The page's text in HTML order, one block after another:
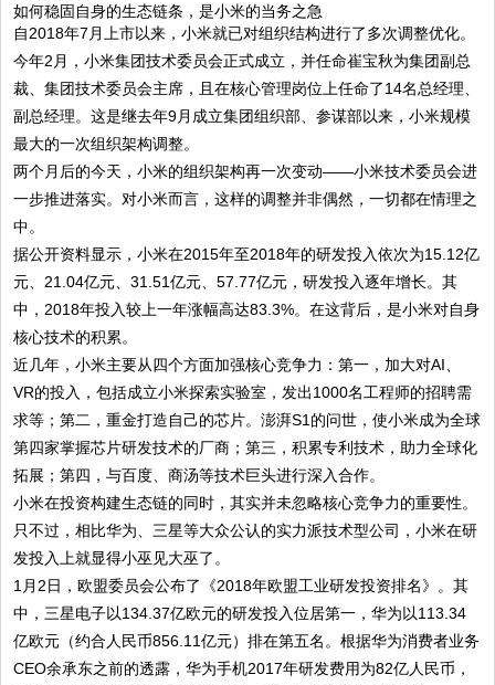
如何稳固自身的生态链条，是小米的当务之急
自2018年7月上市以来，小米就已对组织结构进行了多次调整优化。
今年2月，小米集团技术委员会正式成立，并任命崔宝秋为集团副总
裁、集团技术委员会主席，且在核心管理岗位上任命了14名总经理、
副总经理。这是继去年9月成立集团组织部、参谋部以来，小米规模
最大的一次组织架构调整。
两个月后的今天，小米的组织架构再一次变动——小米技术委员会进
一步推进落实。对小米而言，这样的调整并非偶然，一切都在情理之
中。
据公开资料显示，小米在2015年至2018年的研发投入依次为15.12亿
元、21.04亿元、31.51亿元、57.77亿元，研发投入逐年增长。其
中，2018年投入较上一年涨幅高达83.3%。在这背后，是小米对自身
核心技术的积累。
近几年，小米主要从四个方面加强核心竞争力：第一，加大对AI、
VR的投入，包括成立小米探索实验室，发出1000名工程师的招聘需
求等；第二，重金打造自己的芯片。澎湃S1的问世，使小米成为全球
第四家掌握芯片研发技术的厂商；第三，积累专利技术，助力全球化
拓展；第四，与百度、商汤等技术巨头进行深入合作。
小米在投资构建生态链的同时，其实并未忽略核心竞争力的重要性。
只不过，相比华为、三星等大众公认的实力派技术型公司，小米在研
发投入上就显得小巫见大巫了。
1月2日，欧盟委员会公布了《2018年欧盟工业研发投资排名》。其
中，三星电子以134.37亿欧元的研发投入位居第一，华为以113.34
亿欧元（约合人民币856.11亿元）排在第五名。根据华为消费者业务
CEO余承东之前的透露，华为手机2017年研发费用为82亿人民币，